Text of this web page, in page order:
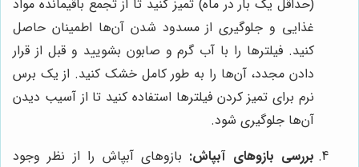
(حداقل یک بار در ماه) تمیز کنید تا از تجمع باقیمانده مواد
غذایی و جلوگیری از مسدود شدن آن‌ها اطمینان حاصل
کنید. فیلترها را با آب گرم و صابون بشویید و قبل از قرار
دادن مجدد، آن‌ها را به طور کامل خشک کنید. از یک برس
نرم برای تمیز کردن فیلترها استفاده کنید تا از آسیب دیدن
آن‌ها جلوگیری شود.
بررسی بازوهای آبپاش: بازوهای آبپاش را از نظر وجود